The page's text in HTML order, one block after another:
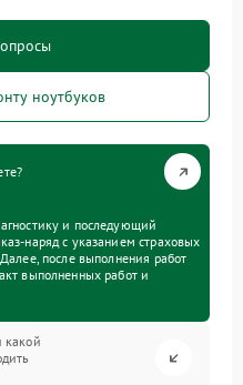
ноутбуков
и последующий
наряд с указанием страховых
после выполнения работ
выполненных работ и
какой